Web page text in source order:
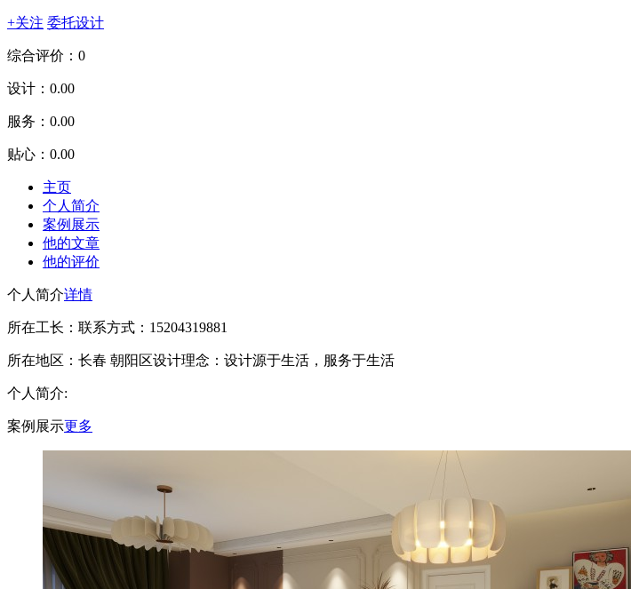
+关注 委托设计
综合评价：0
设计： 0.00
服务： 0.00
贴心： 0.00
主页
个人简介
案例展示
他的文章
他的评价
个人简介详情
所在工长： 联系方式：15204319881
所在地区：长春 朝阳区设计理念：设计源于生活，服务于生活
个人简介:
案例展示更多